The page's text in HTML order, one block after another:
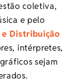
coletiva,
e pelo
Distribuição
intérpretes,
sejam